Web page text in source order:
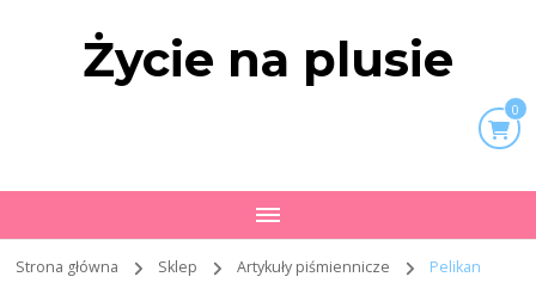
Życie na plusie
0
Strona główna Sklep Artykuły piśmiennicze
Pelikan